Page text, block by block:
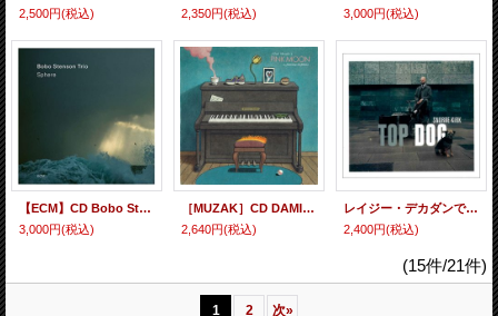
2,500円(税込)
2,350円(税込)
3,000円(税込)
【ECM】CD Bobo Stenson Trio ボボ・ステンソン・トリオ / Sphere
3,000円(税込)
［MUZAK］CD DAMIAN DORELLI デミアン・ドレリ / PINK MOON 〜 PLAYS NICK DRAKE ピンク・ムーン、プレイズ・ニック・ドレイク
2,640円(税込)
レイジー・デカダンでこってりテイスティーな渋〜いテナー・ブロウや軽妙小粋なファンキー・ピアノ弾奏がゴキゲンに映える現代流スイング・ジャズの謹製品 CD SNORRE KIRK スノッレ・シルク / TOP DOG
2,400円(税込)
(15件/21件)
1 2 次»